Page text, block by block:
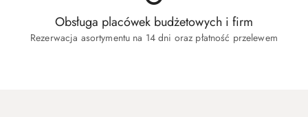
Obsługa placówek budżetowych i firm
Rezerwacja asortymentu na 14 dni oraz płatność przelewem